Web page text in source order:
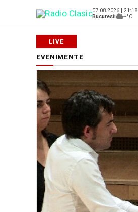
07.08.2026 | 21:18
Bucuresti
--°C
EVENIMENTE